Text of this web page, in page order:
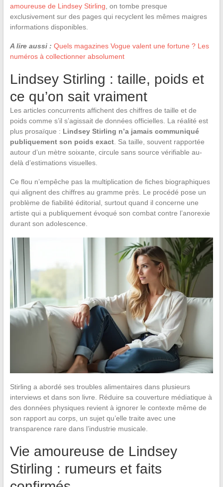
amoureuse de Lindsey Stirling , on tombe presque
exclusivement sur des pages qui recyclent les mêmes maigres
informations disponibles.
A lire aussi : Quels magazines Vogue valent une fortune ? Les
numéros à collectionner absolument
Lindsey Stirling : taille, poids et
ce qu’on sait vraiment
Les articles concurrents affichent des chiffres de taille et de
poids comme s’il s’agissait de données officielles. La réalité est
plus prosaïque : Lindsey Stirling n’a jamais communiqué
publiquement son poids exact. Sa taille, souvent rapportée
autour d’un mètre soixante, circule sans source vérifiable au-
delà d’estimations visuelles.
Ce flou n’empêche pas la multiplication de fiches biographiques
qui alignent des chiffres au gramme près. Le procédé pose un
problème de fiabilité éditorial, surtout quand il concerne une
artiste qui a publiquement évoqué son combat contre l’anorexie
durant son adolescence.
Stirling a abordé ses troubles alimentaires dans plusieurs
interviews et dans son livre. Réduire sa couverture médiatique à
des données physiques revient à ignorer le contexte même de
son rapport au corps, un sujet qu’elle traite avec une
transparence rare dans l’industrie musicale.
Vie amoureuse de Lindsey
Stirling : rumeurs et faits